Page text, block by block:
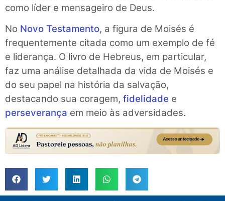
como líder e mensageiro de Deus.
No Novo Testamento, a figura de Moisés é
frequentemente citada como um exemplo de fé
e liderança. O livro de Hebreus, em particular,
faz uma análise detalhada da vida de Moisés e
do seu papel na história da salvação,
destacando sua coragem, fidelidade e
perseverança em meio às adversidades.